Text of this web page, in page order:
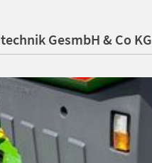
GesmbH & Co KG